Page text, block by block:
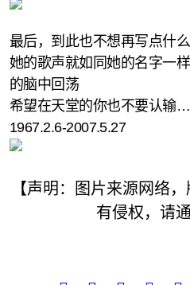
最后，到此也不想再写点什
她的歌声就如同她的名字一
的脑中回荡
希望在天堂的你也不要认输
1967.2.6-2007.5.27
【声明：图片来源网络
有侵权，请